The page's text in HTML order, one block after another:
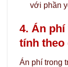
với phần
4. Án
tính theo
Án phí trong